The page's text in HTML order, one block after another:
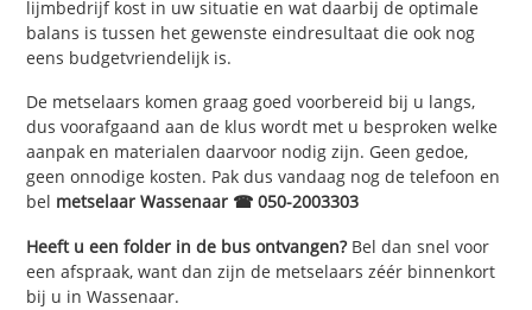
lijmbedrijf kost in uw situatie en wat daarbij de optimale
balans is tussen het gewenste eindresultaat die ook nog
eens budgetvriendelijk is.
De metselaars komen graag goed voorbereid bij u langs,
dus voorafgaand aan de klus wordt met u besproken welke
aanpak en materialen daarvoor nodig zijn. Geen gedoe,
geen onnodige kosten. Pak dus vandaag nog de telefoon en
bel metselaar Wassenaar ☎ 050-2003303
Heeft u een folder in de bus ontvangen?Bel dan snel voor
een afspraak, want dan zijn de metselaars zéér binnenkort
bij u in Wassenaar.